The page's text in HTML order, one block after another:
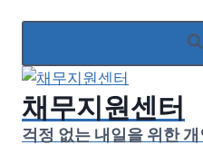
채무지원센터
걱정 없는 내일을 위한